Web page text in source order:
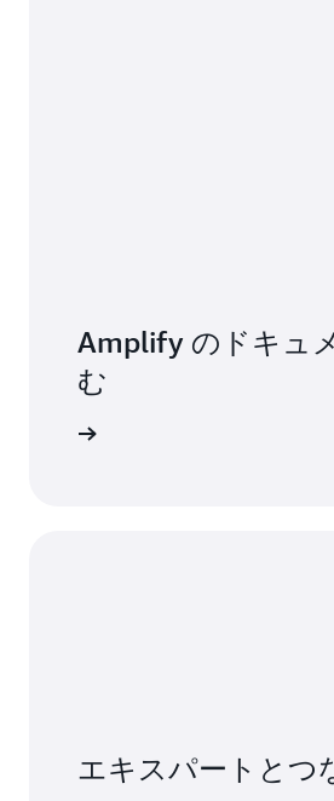
Amplify のドキュ
む
エキスパートとつ